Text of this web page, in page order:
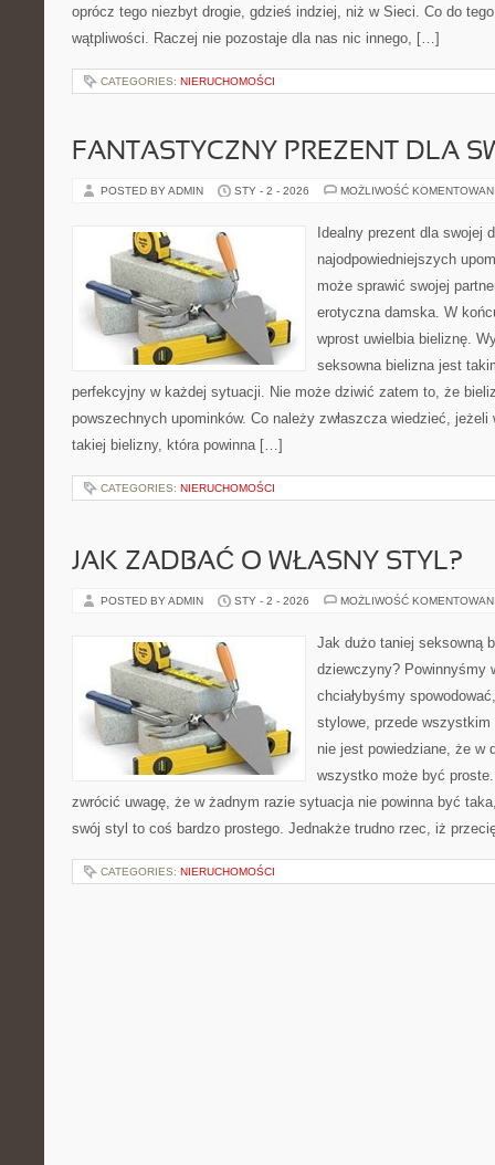
oprócz tego niezbyt drogie, gdzieś indziej, niż w Sieci. Co do
wątpliwości. Raczej nie pozostaje dla nas nic innego, […]
CATEGORIES: NIERUCHOMOŚCI
FANTASTYCZNY PREZENT DLA
POSTED BY ADMIN STY - 2 - 2026 MOŻLIWOŚĆ
Idealny prezent dla swojej
najodpowiedniejszych
może sprawić swojej
erotyczna damska. W
wprost uwielbia bieliznę.
seksowna bielizna jest
perfekcyjny w każdej sytuacji. Nie może dziwić zatem to, że
powszechnych upominków. Co należy zwłaszcza wiedzieć,
takiej bielizny, która powinna […]
CATEGORIES: NIERUCHOMOŚCI
JAK ZADBAĆ O WŁASNY STYL?
POSTED BY ADMIN STY - 2 - 2026 MOŻLIWOŚĆ
Jak dużo taniej seksowną
dziewczyny? Powinnyśmy
chciałybyśmy
stylowe, przede
nie jest powiedziane, że w
wszystko może być
zwrócić uwagę, że w żadnym razie sytuacja nie powinna być
swój styl to coś bardzo prostego. Jednakże trudno rzec, iż
CATEGORIES: NIERUCHOMOŚCI